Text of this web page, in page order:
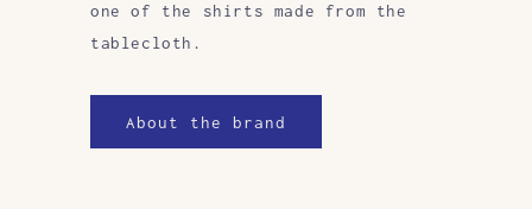
one of the shirts made from the
tablecloth.
About the brand